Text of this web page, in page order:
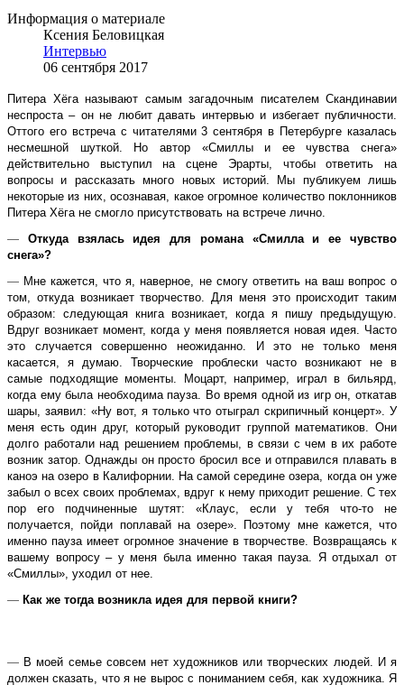
Информация о материале
Ксения Беловицкая
Интервью
06 сентября 2017
Питера Хёга называют самым загадочным писателем Скандинавии
неспроста – он не любит давать интервью и избегает публичности.
Оттого его встреча с читателями 3 сентября в Петербурге казалась
несмешной шуткой. Но автор «Смиллы и ее чувства снега»
действительно выступил на сцене Эрарты, чтобы ответить на
вопросы и рассказать много новых историй. Мы публикуем лишь
некоторые из них, осознавая, какое огромное количество поклонников
Питера Хёга не смогло присутствовать на встрече лично.
— Откуда взялась идея для романа «Смилла и ее чувство
снега»?
— Мне кажется, что я, наверное, не смогу ответить на ваш вопрос о
том, откуда возникает творчество. Для меня это происходит таким
образом: следующая книга возникает, когда я пишу предыдущую.
Вдруг возникает момент, когда у меня появляется новая идея. Часто
это случается совершенно неожиданно. И это не только меня
касается, я думаю. Творческие проблески часто возникают не в
самые подходящие моменты. Моцарт, например, играл в бильярд,
когда ему была необходима пауза. Во время одной из игр он, откатав
шары, заявил: «Ну вот, я только что отыграл скрипичный концерт». У
меня есть один друг, который руководит группой математиков. Они
долго работали над решением проблемы, в связи с чем в их работе
возник затор. Однажды он просто бросил все и отправился плавать в
каноэ на озеро в Калифорнии. На самой середине озера, когда он уже
забыл о всех своих проблемах, вдруг к нему приходит решение. С тех
пор его подчиненные шутят: «Клаус, если у тебя что-то не
получается, пойди поплавай на озере». Поэтому мне кажется, что
именно пауза имеет огромное значение в творчестве. Возвращаясь к
вашему вопросу – у меня была именно такая пауза. Я отдыхал от
«Смиллы», уходил от нее.
— Как же тогда возникла идея для первой книги?
— В моей семье совсем нет художников или творческих людей. И я
должен сказать, что я не вырос с пониманием себя, как художника. Я